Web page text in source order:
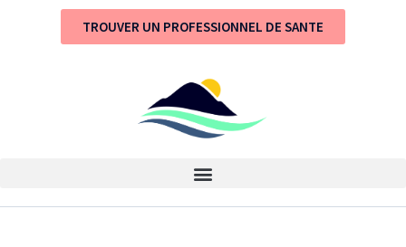
TROUVER UN PROFESSIONNEL DE SANTE